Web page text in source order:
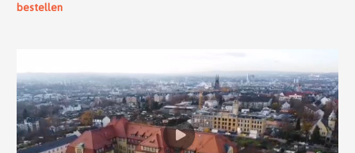
bestellen